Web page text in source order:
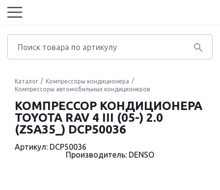
Каталог
Компрессоры кондиционера
Компрессоры автомобильных кондиционеров
КОМПРЕССОР КОНДИЦИОНЕРА
TOYOTA RAV 4 III (05-) 2.0
(ZSA35_) DCP50036
Артикул: DCP50036
Производитель: DENSO